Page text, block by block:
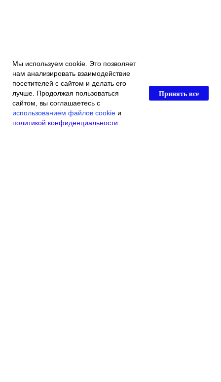
Главная Каталог магазина
Мы используем cookie. Это позволяет
нам анализировать взаимодействие
посетителей с сайтом и делать его
лучше. Продолжая пользоваться
сайтом, вы соглашаетесь с
использованием файлов cookie и
политикой конфиденциальности
Принять все